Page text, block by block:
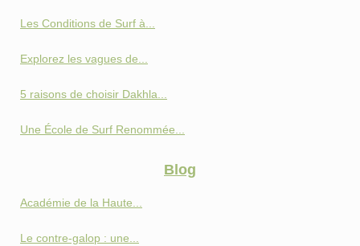
Les Conditions de Surf à...
Explorez les vagues de...
5 raisons de choisir Dakhla...
Une École de Surf Renommée...
Blog
Académie de la Haute...
Le contre-galop : une...